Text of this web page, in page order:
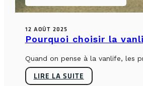
12 AOÛT 2025
Pourquoi choisir la
Quand on pense à la vanlife, les
LIRE LA SUITE